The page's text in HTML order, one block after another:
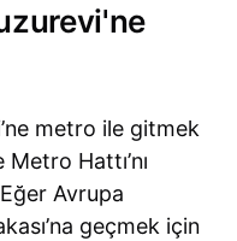
metro ile gitmek
Hattı’nı
Avrupa
geçmek için